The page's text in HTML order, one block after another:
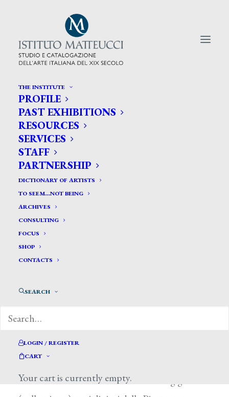
THE INSTITUTE
PROFILE
PAST EXHIBITIONS
RESOURCES
SERVICES
STAFF
PARTNERSHIP
DICTIONARY OF ARTISTS
TO SEEM…NOT BEING
ARCHIVES
CONSULTING
FOCUS
SHOP
CONTACTS
SEARCH
LOGIN / REGISTER
CART
Your cart is currently empty.
CERCA TRA GLI ARTISTI:
Search
for:
Roti Crescenziano*
Città di Castello (Perugia) 1811 – 1840
perfezionò poi a Roma con T. Minardi e F.
Agricola. Della sua produzione resta
testimonianza in Marte incatenato dai giganti